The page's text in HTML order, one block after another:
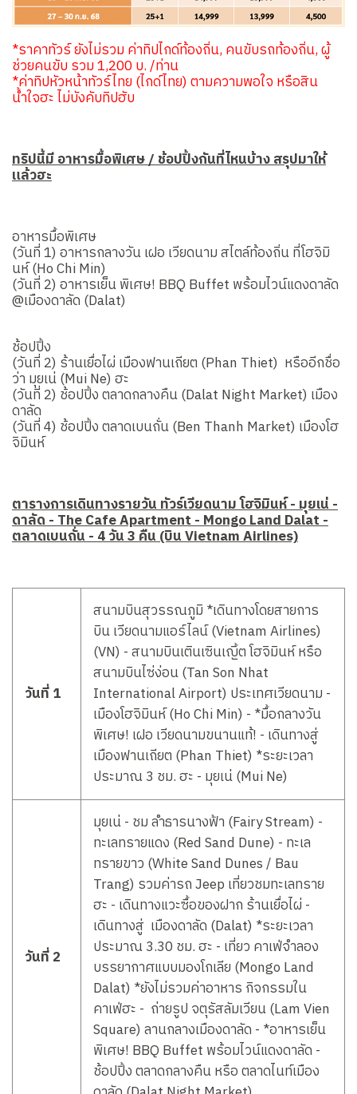
*ราคาทัวร์ ยังไม่รวม ค่าทิปไกด์ท้องถิ่น, คนขับรถท้องถิ่น, ผู้
ช่วยคนขับ รวม 1,200 บ. /ท่าน
*ค่าทิปหัวหน้าทัวร์ไทย (ไกด์ไทย) ตามความพอใจ หรือสิน
น้ำใจฮะ ไม่บังคับทิปฮับ
ทริปนี้มี อาหารมื้อพิเศษ / ช้อปปิ้งกันที่ไหนบ้าง สรุปมาให้
แล้วฮะ
อาหารมื้อพิเศษ
(วันที่ 1) อาหารกลางวัน เฝอ เวียดนาม สไตล์ท้องถิ่น ที่โฮจิมิ
นห์ (Ho Chi Min)
(วันที่ 2) อาหารเย็น พิเศษ! BBQ Buffet พร้อมไวน์แดงดาลัด
@เมืองดาลัด (Dalat)
ช้อปปิ้ง
(วันที่ 2) ร้านเยื่อไผ่ เมืองฟานเถียต (Phan Thiet) หรืออีกชื่อ
ว่า มุยเน่ (Mui Ne) ฮะ
(วันที่ 2) ช้อปปิ้ง ตลาดกลางคืน (Dalat Night Market) เมือง
ดาลัด
(วันที่ 4) ช้อปปิ้ง ตลาดเบนถั่น (Ben Thanh Market) เมืองโฮ
จิมินห์
ตารางการเดินทางรายวัน ทัวร์เวียดนาม โฮจิมินห์ - มุยเน่ -
ดาลัด - The Cafe Apartment - Mongo Land Dalat -
ตลาดเบนถั่น - 4 วัน 3 คืน (บิน Vietnam Airlines)
วันที่ 1
สนามบินสุวรรณภูมิ *เดินทางโดยสายการ
บิน เวียดนามแอร์ไลน์ (Vietnam Airlines)
(VN) - สนามบินเตินเซินเญิ้ต โฮจิมินห์ หรือ
สนามบินไซ่ง่อน (Tan Son Nhat
International Airport) ประเทศเวียดนาม -
เมืองโฮจิมินห์ (Ho Chi Min) - *มื้อกลางวัน
พิเศษ! เฝอ เวียดนามขนานแท้! - เดินทางสู่
เมืองฟานเถียต (Phan Thiet) *ระยะเวลา
ประมาณ 3 ชม. ฮะ - มุยเน่ (Mui Ne)
วันที่ 2
มุยเน่ - ชม ลำธารนางฟ้า (Fairy Stream) -
ทะเลทรายแดง (Red Sand Dune) - ทะเล
ทรายขาว (White Sand Dunes / Bau
Trang) รวมค่ารถ Jeep เที่ยวชมทะเลทราย
ฮะ - เดินทางแวะซื้อของฝาก ร้านเยื่อไผ่ -
เดินทางสู่ เมืองดาลัด (Dalat) *ระยะเวลา
ประมาณ 3.30 ชม. ฮะ - เที่ยว คาเฟ่จำลอง
บรรยากาศแบบมองโกเลีย (Mongo Land
Dalat) *ยังไม่รวมค่าอาหาร กิจกรรมใน
คาเฟ่ฮะ - ถ่ายรูป จตุรัสลัมเวียน (Lam Vien
Square) ลานกลางเมืองดาลัด - *อาหารเย็น
พิเศษ! BBQ Buffet พร้อมไวน์แดงดาลัด -
ช้อปปิ้ง ตลาดกลางคืน หรือ ตลาดไนท์เมือง